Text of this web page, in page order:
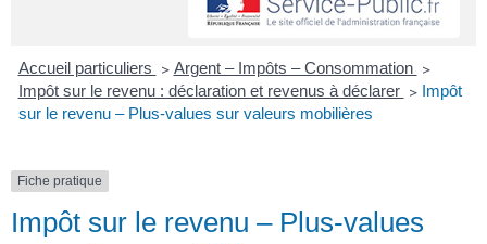
Accueil particuliers > Argent – Impôts – Consommation >
Impôt sur le revenu : déclaration et revenus à déclarer > Impôt
sur le revenu – Plus-values sur valeurs mobilières
Fiche pratique
Impôt sur le revenu – Plus-values